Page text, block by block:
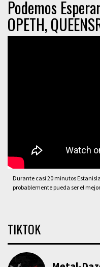
Podemos
OPETH,
Durante casi 20 minutos
probablemente pueda ser el
TIKTOK